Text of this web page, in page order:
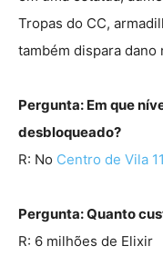
Tropas do CC,
também dispara dano
Pergunta: Em que
desbloqueado?
R: No Centro de Vila 11
Pergunta: Quanto
R: 6 milhões de Elixir